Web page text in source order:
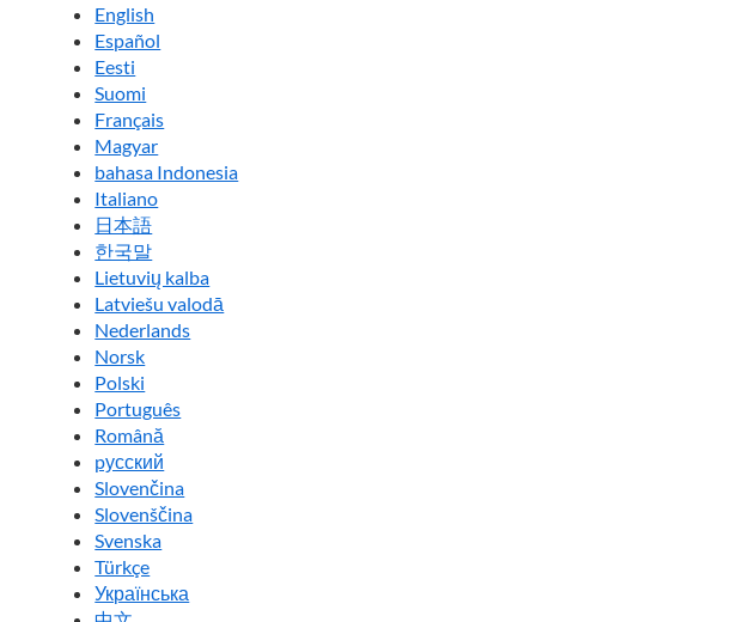
English
Español
Eesti
Suomi
Français
Magyar
bahasa Indonesia
Italiano
日本語
한국말
Lietuvių kalba
Latviešu valodā
Nederlands
Norsk
Polski
Português
Română
pусский
Slovenčina
Slovenščina
Svenska
Türkçe
Українська